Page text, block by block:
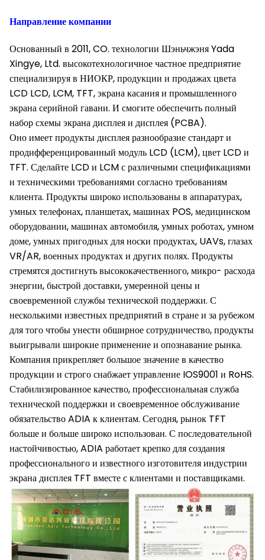
Направление компании
Основанный в 2011, CO. технологии Шэньчжэня Yada
Xingye, Ltd. высокотехнологичное частное предприятие
специализируя в НИОКР, продукции и продажах цвета
LCD LCD, LCM, TFT, экрана касания и промышленного
экрана серийной гавани. И смогите обеспечить полный
набор схемы экрана дисплея и дисплея (PCBA).
Оно имеет продукты дисплея разнообразие стандарт и
продифференцированный модуль LCD (LCM), цвет LCD и
TFT. Сделайте LCD и LCM с различными спецификациями
и техническими требованиями согласно требованиям
клиента. Продукты широко использованы в аппаратурах,
умных телефонах, планшетах, машинах POS, медицинском
оборудовании, машинах автомобиля, умных роботах, умном
доме, умных пригодных для носки продуктах, UAVs, глазах
VR/AR, военных продуктах и других полях. Продукты
стремятся достигнуть высококачественного, микро- расхода
энергии, быстрой доставки, умеренной цены и
своевременной службы технической поддержки. С
несколькими известных предприятий в стране и за рубежом
для того чтобы унести обширное сотрудничество, продукты
выигрывали широкие применение и опознавание рынка.
Компания прикрепляет большое значение в качество
продукции и строго снабжает управление IOS9001 и RoHS.
Стабилизированное качество, профессиональная служба
технической поддержки и своевременное обслуживание
обязательство ADIA к клиентам. Сегодня, рынок TFT
больше и больше широко использован. С последовательной
настойчивостью, ADIA работает крепко для создания
профессионального и известного изготовителя индустрии
экрана дисплея TFT вместе с клиентами и поставщиками.